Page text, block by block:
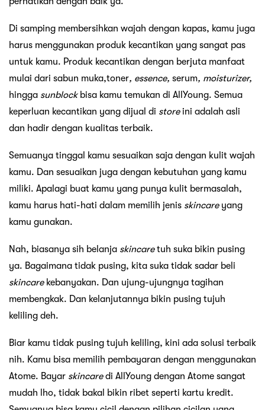
Di samping membersihkan wajah dengan kapas, kamu juga
harus menggunakan produk kecantikan yang sangat pas
untuk kamu. Produk kecantikan dengan berjuta manfaat
mulai dari sabun muka,toner, essence, serum, moisturizer,
hingga sunblock bisa kamu temukan di AllYoung. Semua
keperluan kecantikan yang dijual di storeini adalah asli
dan hadir dengan kualitas terbaik.
Semuanya tinggal kamu sesuaikan saja dengan kulit wajah
kamu. Dan sesuaikan juga dengan kebutuhan yang kamu
miliki. Apalagi buat kamu yang punya kulit bermasalah,
kamu harus hati-hati dalam memilih jenis skincareyang
kamu gunakan.
Nah, biasanya sih belanja skincaretuh suka bikin pusing
ya. Bagaimana tidak pusing, kita suka tidak sadar beli
skincarekebanyakan. Dan ujung-ujungnya tagihan
membengkak. Dan kelanjutannya bikin pusing tujuh
keliling deh.
Biar kamu tidak pusing tujuh keliling, kini ada solusi terbaik
nih. Kamu bisa memilih pembayaran dengan menggunakan
Atome. Bayar skincaredi AllYoung dengan Atome sangat
mudah lho, tidak bakal bikin ribet seperti kartu kredit.